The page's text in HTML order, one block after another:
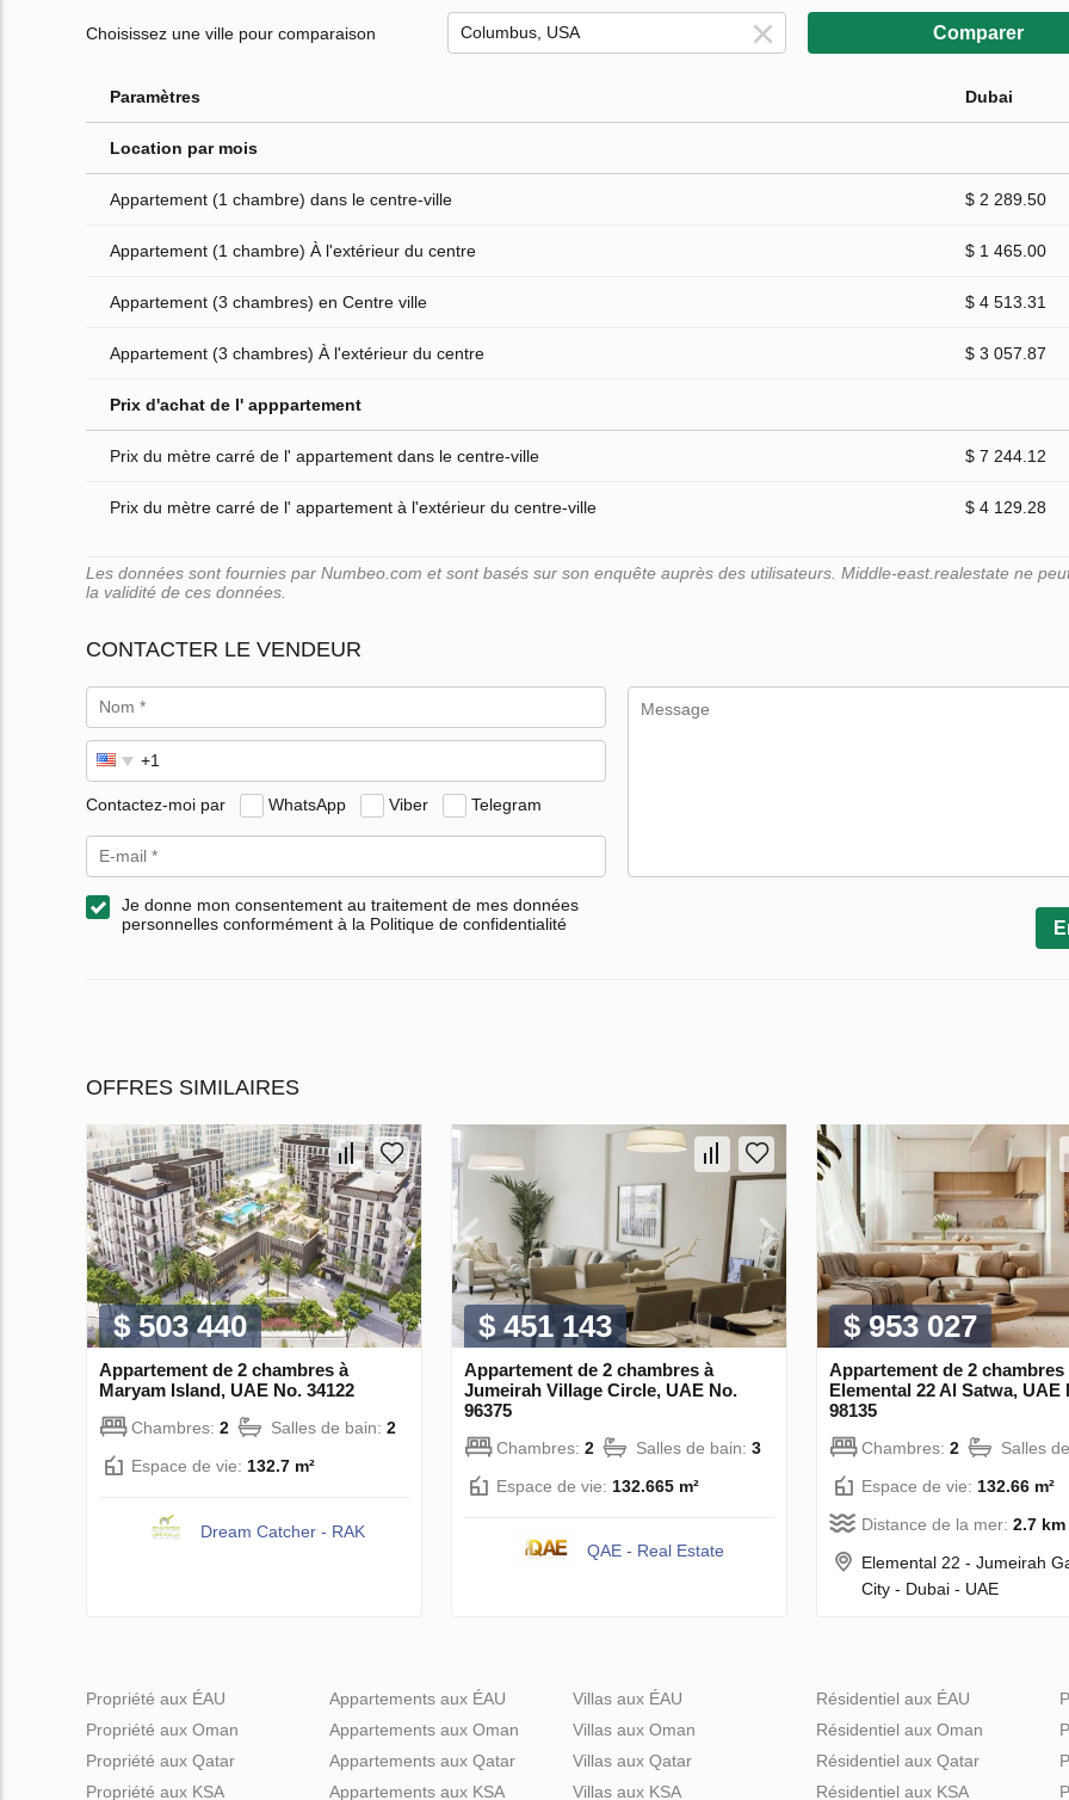
Choisissez une ville pour comparaison Comparer
Paramètres Dubai
Location par mois
Appartement (1 chambre) dans le centre-ville $ 2 289.50
Appartement (1 chambre) À l'extérieur du centre $ 1 465.00
Appartement (3 chambres) en Centre ville $ 4 513.31
Appartement (3 chambres) À l'extérieur du centre $ 3 057.87
Prix d'achat de l' apppartement
Prix du mètre carré de l' appartement dans le centre-ville $ 7 244.12
Prix du mètre carré de l' appartement à l'extérieur du centre-ville $ 4 129.28
Les données sont fournies par Numbeo.com et sont basés sur son enquête auprès des utilisateurs. Middle-east.realestate ne
la validité de ces données.
CONTACTER LE VENDEUR
Contactez-moi par WhatsApp Viber Telegram
Je donne mon consentement au traitement de mes données
personnelles conformément à la Politique de confidentialité
OFFRES SIMILAIRES
$ 503 440
Appartement de 2 chambres à
Maryam Island, UAE No. 34122
Chambres: 2 Salles de bain: 2
Espace de vie: 132.7 m²
Dream Catcher - RAK
$ 451 143
Appartement de 2 chambres à
Jumeirah Village Circle, UAE No.
96375
Chambres: 2 Salles de bain: 3
Espace de vie: 132.665 m²
QAE - Real Estate
$ 953 027
Appartement de 2 chambres
Elemental 22 Al Satwa, UAE
98135
Chambres: 2
Salles
Espace de vie: 132.66 m²
Distance de la mer: 2.7 km
Elemental 22 - Jumeirah
City - Dubai - UAE
Propriété aux ÉAU
Propriété aux Oman
Propriété aux Qatar
Propriété aux KSA
Appartements aux ÉAU
Appartements aux Oman
Appartements aux Qatar
Appartements aux KSA
Villas aux ÉAU
Villas aux Oman
Villas aux Qatar
Villas aux KSA
Résidentiel aux ÉAU
Résidentiel aux Oman
Résidentiel aux Qatar
Résidentiel aux KSA